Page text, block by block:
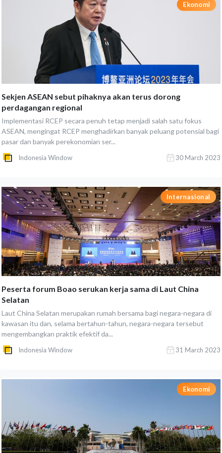
Ekonomi
Sekjen ASEAN sebut pihaknya akan terus dorong
perdagangan regional
Implementasi RCEP secara penuh tetap menjadi salah satu fokus
ASEAN, mengingat RCEP menghadirkan banyak peluang potensial bagi
pasar dan banyak perekonomian ser...
Indonesia Window 30 March 2023
Internasional
Peserta forum Boao serukan kerja sama di Laut China
Selatan
Laut China Selatan merupakan rumah bersama bagi negara-negara di
kawasan itu dan, selama bertahun-tahun, negara-negara tersebut
mengembangkan praktik efektif da...
Indonesia Window 31 March 2023
Ekonomi